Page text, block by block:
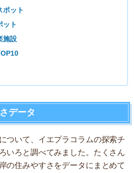
ポット
ット
施設
データ
ついて、イエプラコラムの探索チ
いろと調べてみました。たくさん
の住みやすさをデータにまとめて